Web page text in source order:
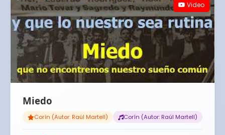
Video
Miedo
Corín (Autor: Raúl Martell) Corín (Autor: Raúl Martell)